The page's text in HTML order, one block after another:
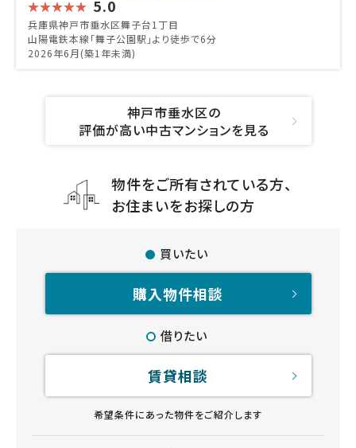
5.0
兵庫県神戸市垂水区舞子台1丁目
山陽電鉄本線「舞子公園駅」より徒歩で6分
2026年6月(築1年未満)
神戸市垂水区の
評価が高い中古マンションを見る
物件をご所有されている方、
お住まいをお探しの方
買いたい
購入物件相談
借りたい
賃貸相談
希望条件にあった物件をご紹介します